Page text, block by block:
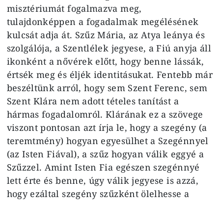
misztériumát fogalmazva meg,
tulajdonképpen a fogadalmak megélésének
kulcsát adja át. Szűz Mária, az Atya leánya és
szolgálója, a Szentlélek jegyese, a Fiú anyja áll
ikonként a nővérek előtt, hogy benne lássák,
értsék meg és éljék identitásukat. Fentebb már
beszéltünk arról, hogy sem Szent Ferenc, sem
Szent Klára nem adott tételes tanítást a
hármas fogadalomról. Klárának ez a szövege
viszont pontosan azt írja le, hogy a szegény (a
teremtmény) hogyan egyesülhet a Szegénnyel
(az Isten Fiával), a szűz hogyan válik eggyé a
Szűzzel. Amint Isten Fia egészen szegénnyé
lett érte és benne, úgy válik jegyese is azzá,
hogy ezáltal szegény szűzként ölelhesse a